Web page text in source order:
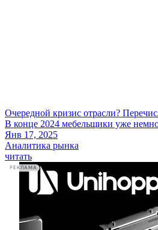
Очередной кризис отрасли?
В конце 2024 мебельщики уже
Янв 17, 2025
Аналитика рынка
читать
РЕКЛАМА